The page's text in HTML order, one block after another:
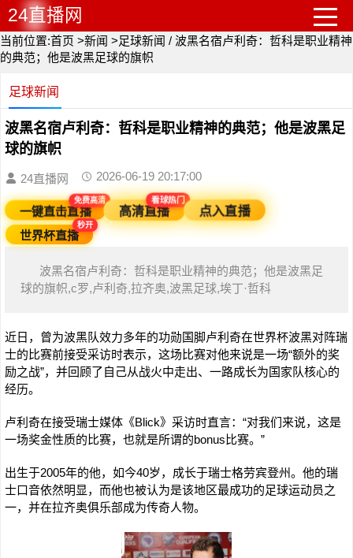
24直播网
当前位置:首页 >新闻 >足球新闻 / 波黑名宿卢利奇：哲科是职业精神
的典范；他是波黑足球的旗帜
足球新闻
波黑名宿卢利奇：哲科是职业精神的典范；他是波黑足
球的旗帜
24直播网 2026-06-19 20:17:00
一键直击直播
免费高清
高清直播
看球热门
点入直播
世界杯直播
秒开
波黑名宿卢利奇：哲科是职业精神的典范；他是波黑足
球的旗帜,c罗,卢利奇,拉齐奥,波黑足球,埃丁·哲科
近日，曾为波黑队效力多年的功勋国脚卢利奇在世界杯波黑对阵瑞
士的比赛前接受采访时表示，这场比赛对他来说是一场“额外的奖
励之战”，并回顾了自己从战火中走出、一路成长为国家队核心的
经历。
卢利奇在接受瑞士媒体《Blick》采访时直言：“对我们来说，这是
一场奖金性质的比赛，也就是所谓的bonus比赛。”
出生于2005年的他，如今40岁，成长于瑞士格劳宾登州。他的瑞
士口音依然明显，而他也被认为是该地区最成功的足球运动员之
一，并在拉齐奥俱乐部成为传奇人物。